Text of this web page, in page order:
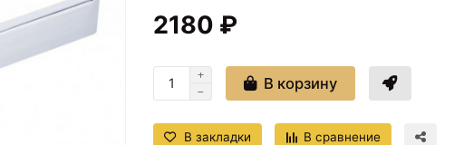
2180 ₽
В корзину
В закладки В сравнение